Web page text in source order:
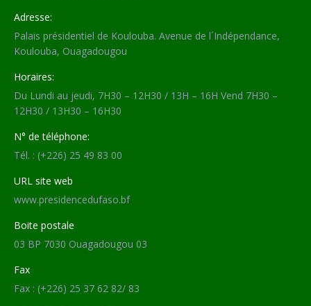
Adresse:
Palais présidentiel de Koulouba. Avenue de l´Indépendance,
Koulouba, Ouagadougou
Horaires:
Du Lundi au jeudi, 7H30 – 12H30 / 13H – 16H Vend 7H30 –
12H30 / 13H30 – 16H30
N° de téléphone:
Tél. : (+226) 25 49 83 00
URL site web
www.presidencedufaso.bf
Boite postale
03 BP 7030 Ouagadougou 03
Fax
Fax : (+226) 25 37 62 82/ 83